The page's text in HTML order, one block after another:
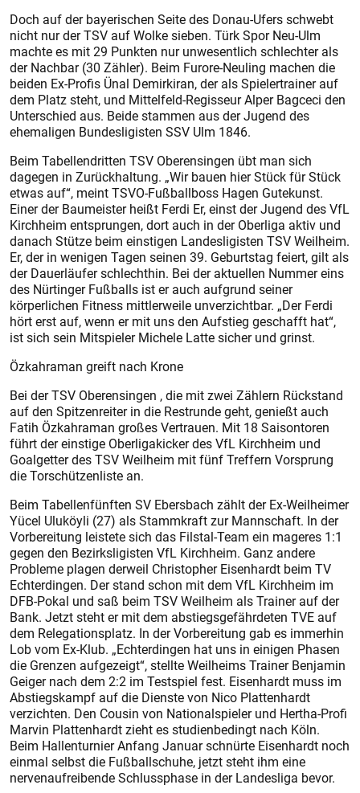
Doch auf der bayerischen Seite des Donau-Ufers schwebt
nicht nur der TSV auf Wolke sieben. Türk Spor Neu-Ulm
machte es mit 29 Punkten nur unwesentlich schlechter als
der Nachbar (30 Zähler). Beim Furore-Neuling machen die
beiden Ex-Profis Ünal Demirkiran, der als Spielertrainer auf
dem Platz steht, und Mittelfeld-Regisseur Alper Bagceci den
Unterschied aus. Beide stammen aus der Jugend des
ehemaligen Bundesligisten SSV Ulm 1846.
Beim Tabellendritten TSV Oberensingen übt man sich
dagegen in Zurückhaltung. „Wir bauen hier Stück für Stück
etwas auf“, meint TSVO-Fußballboss Hagen Gutekunst.
Einer der Baumeister heißt Ferdi Er, einst der Jugend des VfL
Kirchheim entsprungen, dort auch in der Oberliga aktiv und
danach Stütze beim einstigen Landesligisten TSV Weilheim.
Er, der in wenigen Tagen seinen 39. Geburtstag feiert, gilt als
der Dauerläufer schlechthin. Bei der aktuellen Nummer eins
des Nürtinger Fußballs ist er auch aufgrund seiner
körperlichen Fitness mittlerweile unverzichtbar. „Der Ferdi
hört erst auf, wenn er mit uns den Aufstieg geschafft hat“,
ist sich sein Mitspieler Michele Latte sicher und grinst.
Özkahraman greift nach Krone
Bei der TSV Oberensingen , die mit zwei Zählern Rückstand
auf den Spitzenreiter in die Restrunde geht, genießt auch
Fatih Özkahraman großes Vertrauen. Mit 18 Saisontoren
führt der einstige Oberligakicker des VfL Kirchheim und
Goalgetter des TSV Weilheim mit fünf Treffern Vorsprung
die Torschützenliste an.
Beim Tabellenfünften SV Ebersbach zählt der Ex-Weilheimer
Yücel Uluköyli (27) als Stammkraft zur Mannschaft. In der
Vorbereitung leistete sich das Filstal-Team ein mageres 1:1
gegen den Bezirksligisten VfL Kirchheim. Ganz andere
Probleme plagen derweil Christopher Eisenhardt beim TV
Echterdingen. Der stand schon mit dem VfL Kirchheim im
DFB-Pokal und saß beim TSV Weilheim als Trainer auf der
Bank. Jetzt steht er mit dem abstiegsgefährdeten TVE auf
dem Relegationsplatz. In der Vorbereitung gab es immerhin
Lob vom Ex-Klub. „Echterdingen hat uns in einigen Phasen
die Grenzen aufgezeigt“, stellte Weilheims Trainer Benjamin
Geiger nach dem 2:2 im Testspiel fest. Eisenhardt muss im
Abstiegskampf auf die Dienste von Nico Plattenhardt
verzichten. Den Cousin von Nationalspieler und Hertha-Profi
Marvin Plattenhardt zieht es studienbedingt nach Köln.
Beim Hallenturnier Anfang Januar schnürte Eisenhardt noch
einmal selbst die Fußballschuhe, jetzt steht ihm eine
nervenaufreibende Schlussphase in der Landesliga bevor.